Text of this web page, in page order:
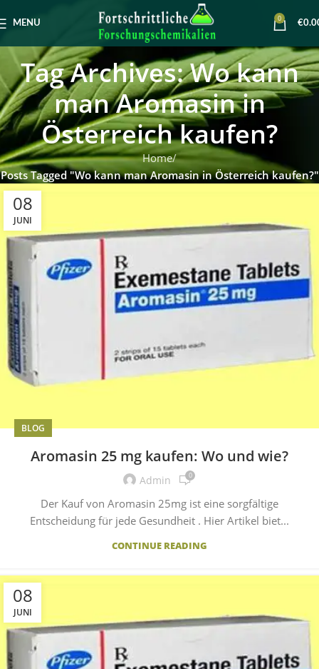
MENU
0
€
Tag Archives: Wo kann
man Aromasin in
Österreich kaufen?
Home
Posts Tagged "Wo kann man Aromasin in Österreich kaufen?"
08
JUNI
BLOG
Aromasin 25 mg kaufen: Wo und wie?
Admin 0
Der Kauf von Aromasin 25mg ist eine sorgfältige
Entscheidung für jede Gesundheit . Hier Artikel biet...
CONTINUE READING
08
JUNI